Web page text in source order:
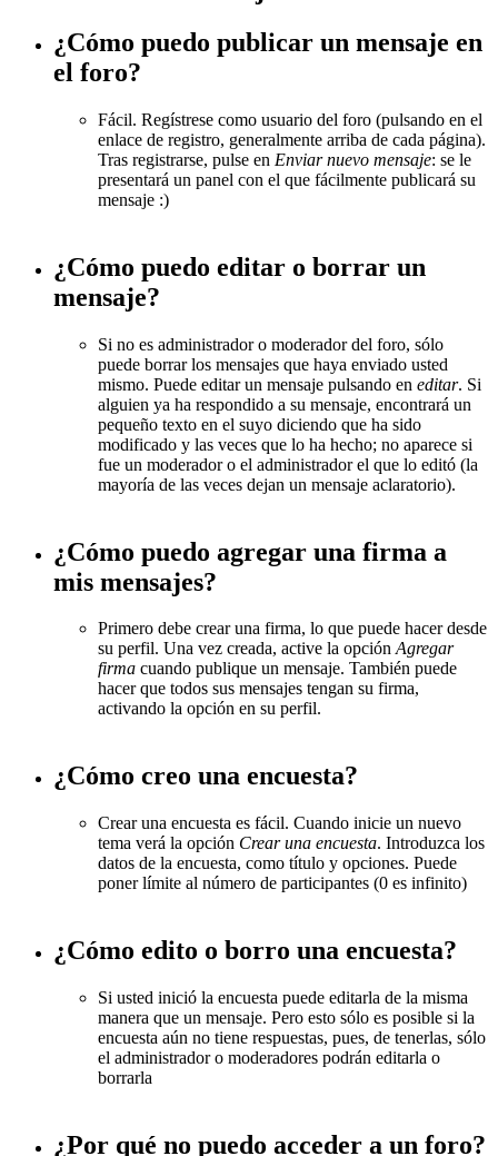
¿Cómo puedo publicar un mensaje en
el foro?
Fácil. Regístrese como usuario del foro (pulsando en el
enlace de registro, generalmente arriba de cada página).
Tras registrarse, pulse en Enviar nuevo mensaje: se le
presentará un panel con el que fácilmente publicará su
mensaje :)
¿Cómo puedo editar o borrar un
mensaje?
Si no es administrador o moderador del foro, sólo
puede borrar los mensajes que haya enviado usted
mismo. Puede editar un mensaje pulsando en editar. Si
alguien ya ha respondido a su mensaje, encontrará un
pequeño texto en el suyo diciendo que ha sido
modificado y las veces que lo ha hecho; no aparece si
fue un moderador o el administrador el que lo editó (la
mayoría de las veces dejan un mensaje aclaratorio).
¿Cómo puedo agregar una firma a
mis mensajes?
Primero debe crear una firma, lo que puede hacer desde
su perfil. Una vez creada, active la opciónAgregar
firma cuando publique un mensaje. También puede
hacer que todos sus mensajes tengan su firma,
activando la opción en su perfil.
¿Cómo creo una encuesta?
Crear una encuesta es fácil. Cuando inicie un nuevo
tema verá la opción Crear una encuesta. Introduzca los
datos de la encuesta, como título y opciones. Puede
poner límite al número de participantes (0 es infinito)
¿Cómo edito o borro una encuesta?
Si usted inició la encuesta puede editarla de la misma
manera que un mensaje. Pero esto sólo es posible si la
encuesta aún no tiene respuestas, pues, de tenerlas, sólo
el administrador o moderadores podrán editarla o
borrarla
¿Por qué no puedo acceder a un foro?